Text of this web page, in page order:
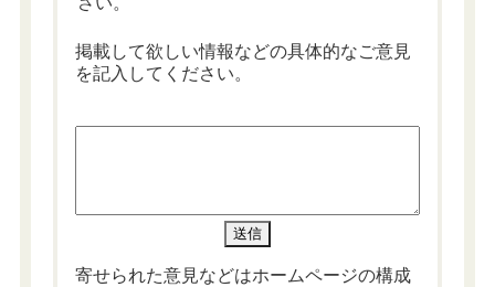
掲載して欲しい情報などの具体的なご意見
を記入してください。
寄せられた意見などはホームページの構成